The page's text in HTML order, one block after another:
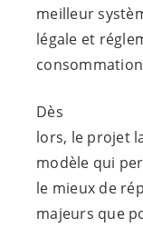
meilleur
légale et
Dès
lors, le projet
modèle qui
le mieux de
majeurs que